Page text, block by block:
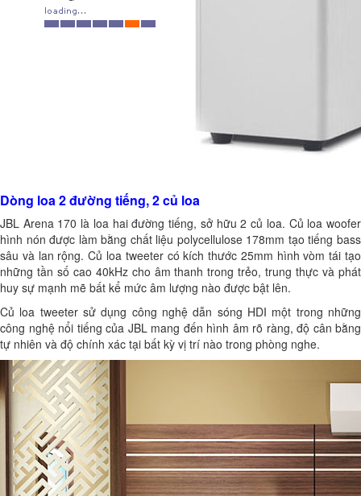
Dòng loa 2 đường tiếng, 2 củ loa
JBL Arena 170 là loa hai đường tiếng, sở hữu 2 củ loa. Củ loa woofer
hình nón được làm bằng chất liệu polycellulose 178mm tạo tiếng bass
sâu và lan rộng. Củ loa tweeter có kích thước 25mm hình vòm tái tạo
những tần số cao 40kHz cho âm thanh trong trẻo, trung thực và phát
huy sự mạnh mẽ bất kể mức âm lượng nào được bật lên.
Củ loa tweeter sử dụng công nghệ dẫn sóng HDI một trong những
công nghệ nổi tiếng của JBL mang đến hình âm rõ ràng, độ cân bằng
tự nhiên và độ chính xác tại bất kỳ vị trí nào trong phòng nghe.